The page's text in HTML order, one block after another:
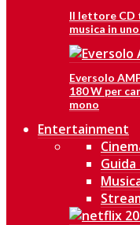
Il lettore CD
musica in
Eversolo
180 W per
mono
Entertainment
Guida